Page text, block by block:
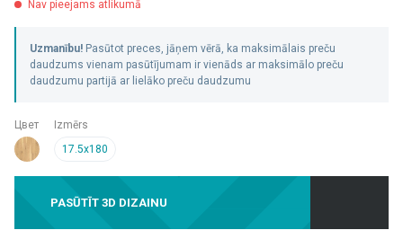
Nav pieejams atlikumā
Uzmanību! Pasūtot preces, jāņem vērā, ka maksimālais preču
daudzums vienam pasūtījumam ir vienāds ar maksimālo preču
daudzumu partijā ar lielāko preču daudzumu
Цвет
Izmērs
17.5x180
PASŪTĪT 3D DIZAINU